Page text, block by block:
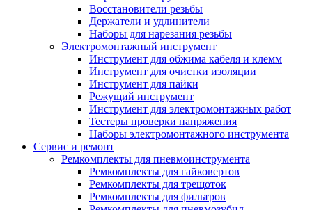
Восстановители резьбы
Держатели и удлинители
Наборы для нарезания резьбы
Электромонтажный инструмент
Инструмент для обжима кабеля и клемм
Инструмент для очистки изоляции
Инструмент для пайки
Режущий инструмент
Инструмент для электромонтажных работ
Тестеры проверки напряжения
Наборы электромонтажного инструмента
Сервис и ремонт
Ремкомплекты для пневмоинструмента
Ремкомплекты для гайковертов
Ремкомплекты для трещоток
Ремкомплекты для фильтров